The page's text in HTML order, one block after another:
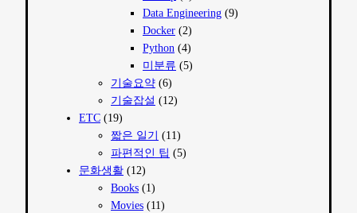
Data Engineering (9)
Docker (2)
Python (4)
미분류 (5)
기술요약 (6)
기술잡설 (12)
ETC (19)
짧은 일기 (11)
파편적인 팁 (5)
문화생활 (12)
Books (1)
Movies (11)